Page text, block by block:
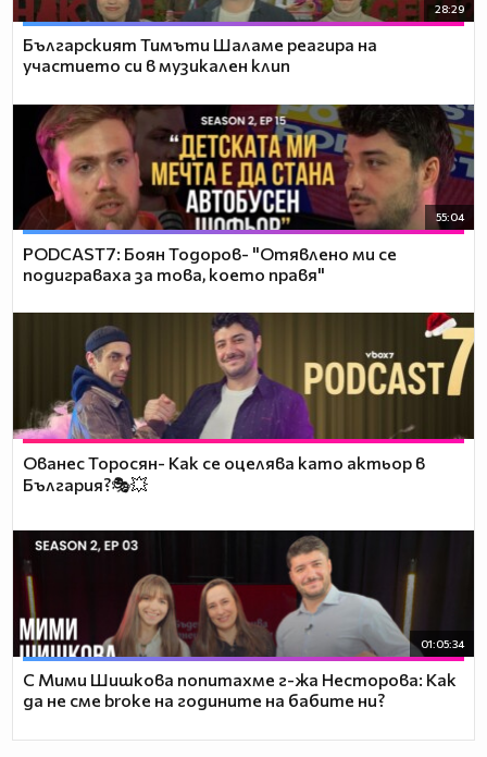
28:29
Българският Тимъти Шаламе реагира на
участието си в музикален клип
55:04
PODCAST7: ‪Боян Тодоров- "Отявлено ми се
подиграваха за това, което правя"
Ованес Торосян- Как се оцелява като актьор в
България?🎭💥
01:05:34
С Мими Шишкова попитахме г-жа Несторова: Как
да не сме broke на годините на бабите ни?